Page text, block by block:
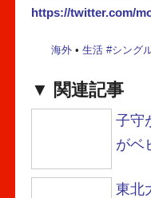
https://twitter.com/
海外 • 生活 #シング
関連記事
子守
がベ
東北